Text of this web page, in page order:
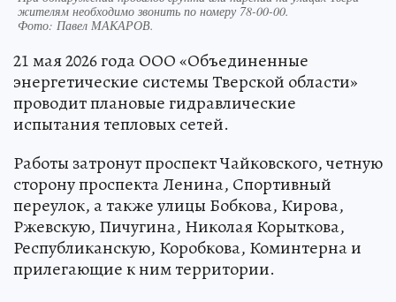
жителям необходимо звонить по номеру 78-00-00.
Фото: Павел МАКАРОВ.
21 мая 2026 года ООО «Объединенные
энергетические системы Тверской области»
проводит плановые гидравлические
испытания тепловых сетей.
Работы затронут проспект Чайковского, четную
сторону проспекта Ленина, Спортивный
переулок, а также улицы Бобкова, Кирова,
Ржевскую, Пичугина, Николая Корыткова,
Республиканскую, Коробкова, Коминтерна и
прилегающие к ним территории.